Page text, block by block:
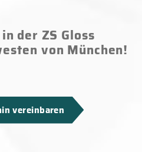
der ZS Gloss
von München!
vereinbaren